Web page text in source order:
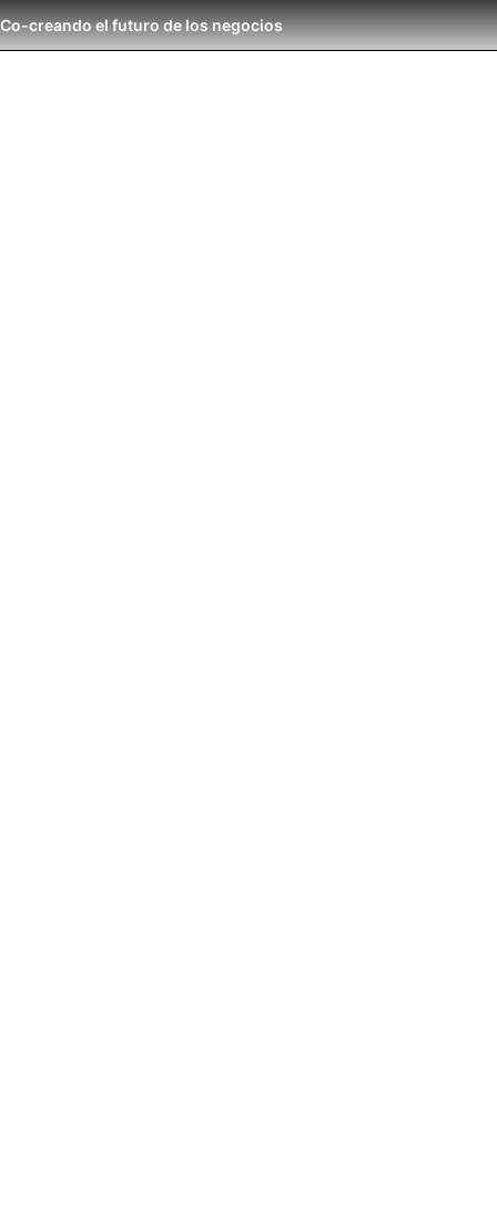
Co-creando el futuro de los negocios